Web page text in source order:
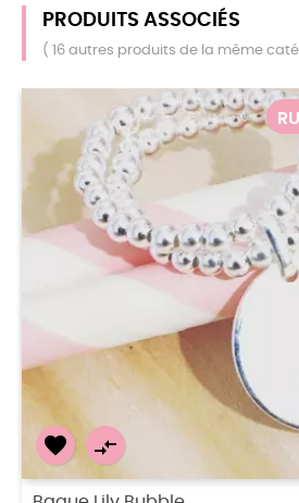
PRODUITS ASSOCIÉS
( 16 autres produits de la même
DE STOCK